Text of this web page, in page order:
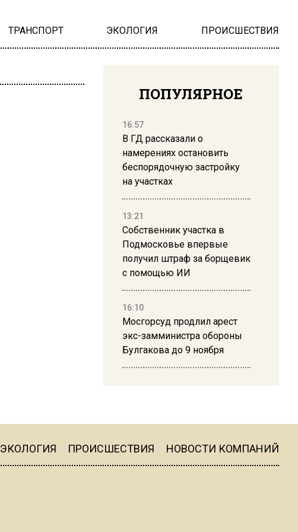
ТРАНСПОРТ ЭКОЛОГИЯ ПРОИСШЕСТВИЯ
ПОПУЛЯРНОЕ
16:57
В ГД рассказали о
намерениях остановить
беспорядочную застройку
на участках
13:21
Собственник участка в
Подмосковье впервые
получил штраф за борщевик
с помощью ИИ
16:10
Мосгорсуд продлил арест
экс-замминистра обороны
Булгакова до 9 ноября
16:19
ЭКОЛОГИЯ ПРОИСШЕСТВИЯ НОВОСТИ КОМПАНИЙ